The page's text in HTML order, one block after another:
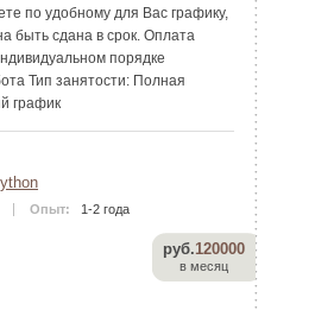
по удобному для Вас графику,
быть сдана в срок. Оплата
порядке
Тип занятости: Полная
график
Опыт: 1-2 года
руб.120000
в месяц